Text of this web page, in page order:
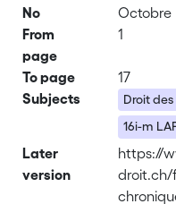
No
Octobre
From
page
1
To page
17
Subjects
Droit
16i-m
Later
version
https://
droit.ch/